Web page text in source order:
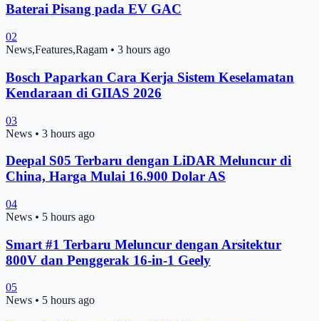
Baterai Pisang pada EV GAC
02
News,Features,Ragam • 3 hours ago
Bosch Paparkan Cara Kerja Sistem Keselamatan
Kendaraan di GIIAS 2026
03
News • 3 hours ago
Deepal S05 Terbaru dengan LiDAR Meluncur di
China, Harga Mulai 16.900 Dolar AS
04
News • 5 hours ago
Smart #1 Terbaru Meluncur dengan Arsitektur
800V dan Penggerak 16-in-1 Geely
05
News • 5 hours ago